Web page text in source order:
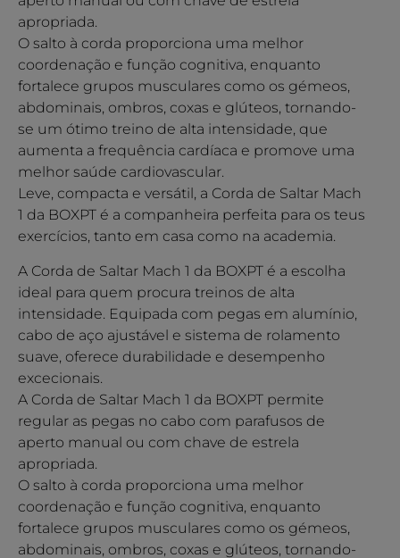
apropriada.
O salto à corda proporciona uma melhor
coordenação e função cognitiva, enquanto
fortalece grupos musculares como os gémeos,
abdominais, ombros, coxas e glúteos, tornando-
se um ótimo treino de alta intensidade, que
aumenta a frequência cardíaca e promove uma
melhor saúde cardiovascular.
Leve, compacta e versátil, a Corda de Saltar Mach
1 da BOXPT é a companheira perfeita para os teus
exercícios, tanto em casa como na academia.
A Corda de Saltar Mach 1 da BOXPT é a escolha
ideal para quem procura treinos de alta
intensidade. Equipada com pegas em alumínio,
cabo de aço ajustável e sistema de rolamento
suave, oferece durabilidade e desempenho
excecionais.
A Corda de Saltar Mach 1 da BOXPT permite
regular as pegas no cabo com parafusos de
aperto manual ou com chave de estrela
apropriada.
O salto à corda proporciona uma melhor
coordenação e função cognitiva, enquanto
fortalece grupos musculares como os gémeos,
abdominais, ombros, coxas e glúteos, tornando-